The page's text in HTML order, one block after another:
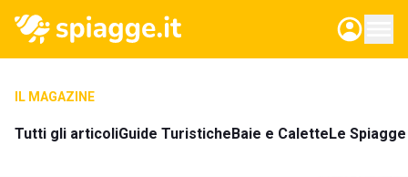
IL MAGAZINE
Tutti gli articoliGuide TuristicheBaie e CaletteLe